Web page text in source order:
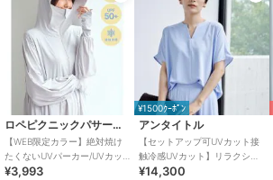
ロペピクニックパサージュ
【WEB限定カラー】絶対焼け
たくないUVパーカー/UVカッ
ト・接触冷感
¥3,993
¥1500ｸｰﾎﾟﾝ
アンタイトル
【セットアップ可UVカット接
触冷感UVカット】リラクシー
キーVネックブラウス
¥14,300